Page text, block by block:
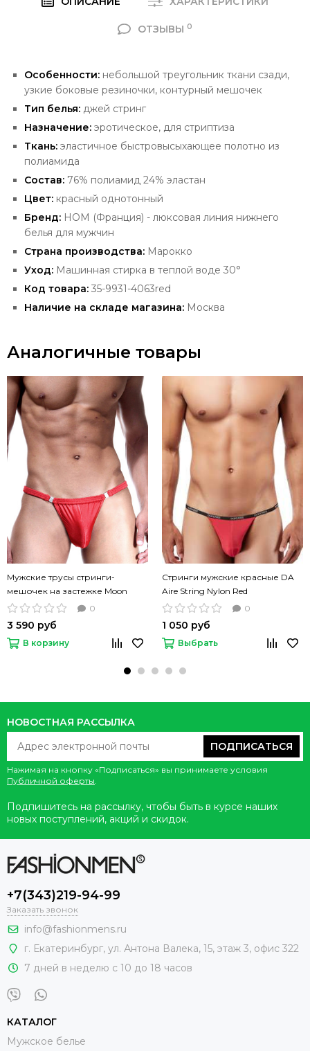
ОТЗЫВЫ 0
Особенности: небольшой треугольник ткани сзади,
узкие боковые резиночки, контурный мешочек
Тип белья: джей стринг
Назначение: эротическое, для стриптиза
Ткань: эластичное быстровысыхающее полотно из
полиамида
Состав: 76% полиамид 24% эластан
Цвет: красный однотонный
Бренд: HOM (Франция) - люксовая линия нижнего
белья для мужчин
Страна производства: Марокко
Уход: Машинная стирка в теплой воде 30°
Код товара: 35-9931-4063red
Наличие на складе магазина: Москва
Аналогичные товары
Мужские трусы стринги-
мешочек на застежке Moon
String Red красный цвет
0
3 590 руб
В корзину
Стринги мужские красные DA
Aire String Nylon Red
0
1 050 руб
Выбрать
НОВОСТНАЯ РАССЫЛКА
ПОДПИСАТЬСЯ
Нажимая на кнопку «Подписаться» вы принимаете условия
Публичной оферты.
Подпишитесь на рассылку, чтобы быть в курсе наших
новых поступлений, акций и скидок.
+7(343)219-94-99
Заказать звонок
info@fashionmens.ru
г. Екатеринбург, ул. Антона Валека, 15, этаж 3, офис 322
7 дней в неделю с 10 до 18 часов
КАТАЛОГ
Мужское белье